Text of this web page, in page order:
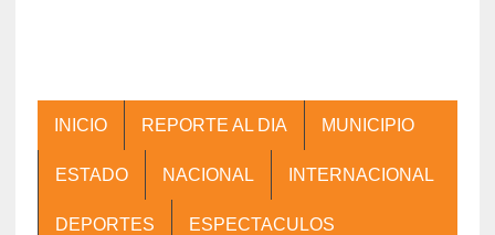
INICIO REPORTE AL DIA MUNICIPIO
ESTADO NACIONAL INTERNACIONAL
DEPORTES ESPECTACULOS